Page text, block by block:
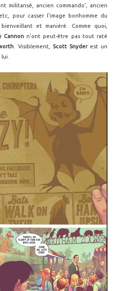
militarisé, ancien commando', ancien
pour casser l'image bonhomme du
et maniéré. Comme quoi,
Cannonn'ont peut-être pas tout raté
. Visiblement, Scott Snyderest un